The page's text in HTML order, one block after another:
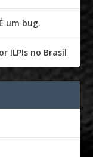
um bug.
ILPIs no Brasil